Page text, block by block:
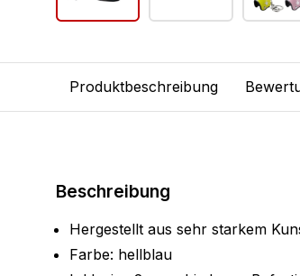
Produktbeschreibung
Beschreibung
Hergestellt aus sehr starkem
Farbe: hellblau